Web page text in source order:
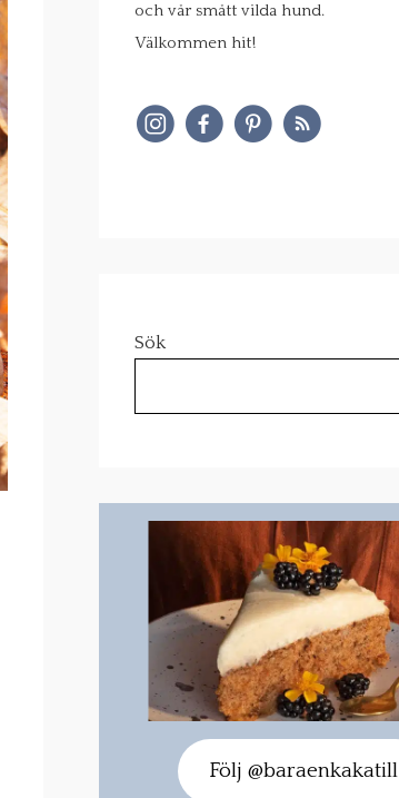
och vår smått vilda hund.
Välkommen hit!
Sök
Följ @baraenkakatill